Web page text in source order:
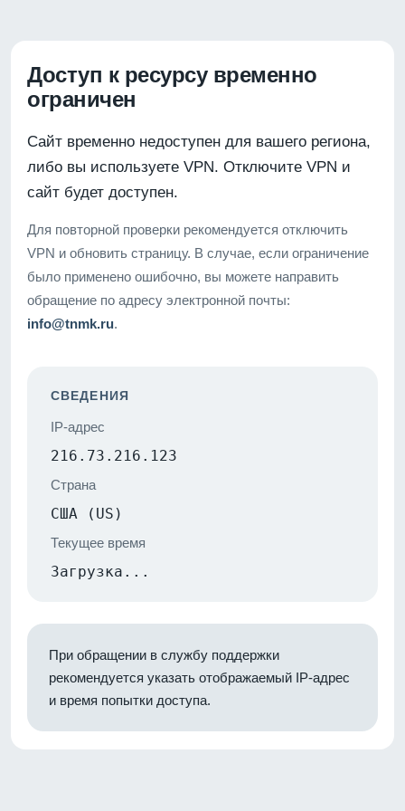
Доступ к ресурсу временно
ограничен
Сайт временно недоступен для вашего региона,
либо вы используете VPN. Отключите VPN и
сайт будет доступен.
Для повторной проверки рекомендуется отключить
VPN и обновить страницу. В случае, если ограничение
было применено ошибочно, вы можете направить
обращение по адресу электронной почты:
info@tnmk.ru.
СВЕДЕНИЯ
IP-адрес
216.73.216.123
Страна
США (US)
Текущее время
Загрузка...
При обращении в службу поддержки
рекомендуется указать отображаемый IP-адрес
и время попытки доступа.